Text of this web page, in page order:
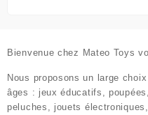
Bienvenue chez Mateo Toys
Nous proposons un large
âges : jeux éducatifs,
peluches, jouets